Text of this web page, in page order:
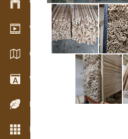
Voorraadbeheer
Video showroom
Catalogi / Brochures
Woordenboek
Houtsoorten
Meer opties